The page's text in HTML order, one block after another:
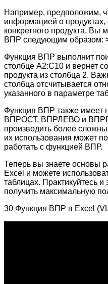
Например, предположим,
информацией о продуктах,
конкретного продукта. Вы
ВПР следующим образом:
Функция ВПР выполнит
столбце A2:C10 и вернет
продукта из столбца 2.
столбца отсчитывается
указанного в параметре
Функция ВПР также имеет
ВПРОСТ, ВПРЛЕВО и
производить более
их использования может
работать с функцией ВПР.
Теперь вы знаете основы
Excel и можете
таблицах. Практикуйтесь
получить максимальную
30 Функция ВПР в Excel